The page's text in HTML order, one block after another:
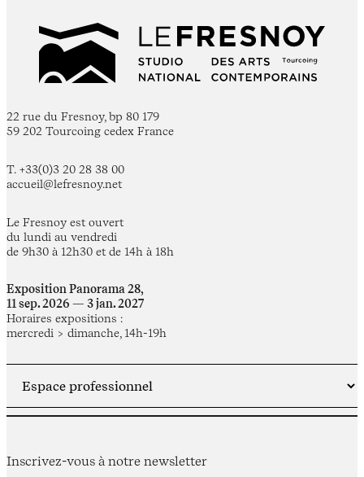
22 rue du Fresnoy, bp 80 179
59 202 Tourcoing cedex France
T. +33(0)3 20 28 38 00
accueil@lefresnoy.net
Le Fresnoy est ouvert
du lundi au vendredi
de 9h30 à 12h30 et de 14h à 18h
Exposition Panorama 28,
11 sep. 2026 — 3 jan. 2027
Horaires expositions :
mercredi > dimanche, 14h-19h
Inscrivez-vous à notre newsletter